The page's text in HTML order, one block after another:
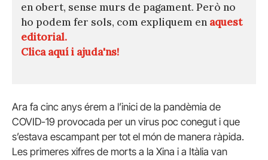
en obert, sense murs de pagament. Però no
ho podem fer sols, com expliquem en aquest
editorial.
Clica aquí i ajuda'ns!
Ara fa cinc anys érem a l’inici de la pandèmia de
COVID-19 provocada per un virus poc conegut i que
s’estava escampant per tot el món de manera ràpida.
Les primeres xifres de morts a la Xina i a Itàlia van